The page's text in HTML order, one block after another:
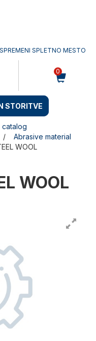
SPREMENI SPLETNO MESTO
0
STORITVE
catalog
Abrasive material
WOOL
WOOL